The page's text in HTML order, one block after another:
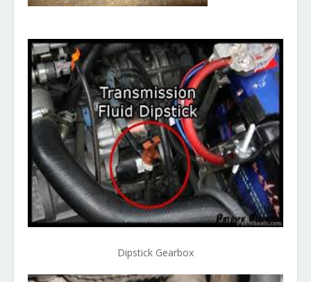
Dipstick Gearbox